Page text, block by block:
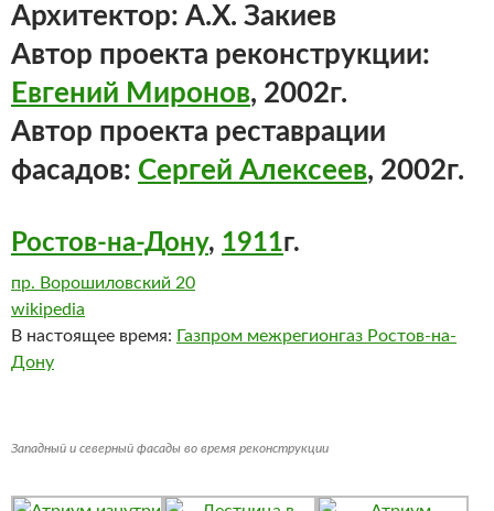
Архитектор: А.Х. Закиев
Автор проекта реконструкции:
Евгений Миронов, 2002г.
Автор проекта реставрации
фасадов: Сергей Алексеев, 2002г.
Ростов-на-Дону, 1911г.
пр. Ворошиловский 20
wikipedia
В настоящее время: Газпром межрегионгаз Ростов-на-
Дону
Западный и северный фасады во время реконструкции